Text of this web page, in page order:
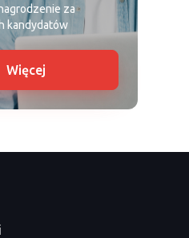
za
kandydatów
Więcej